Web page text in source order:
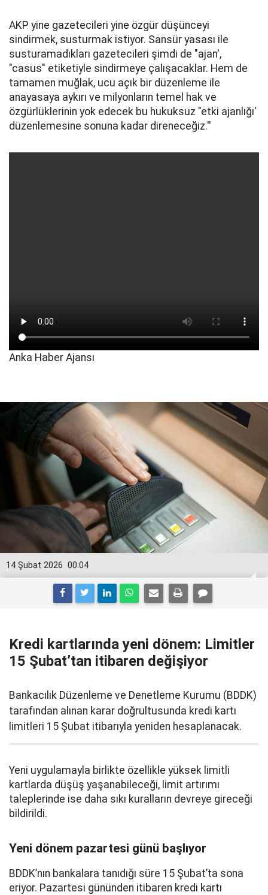
AKP yine gazetecileri yine özgür düşünceyi
sindirmek, susturmak istiyor. Sansür yasası ile
susturamadıkları gazetecileri şimdi de "ajan',
"casus" etiketiyle sindirmeye çalışacaklar. Hem de
tamamen muğlak, ucu açık bir düzenleme ile
anayasaya aykırı ve milyonların temel hak ve
özgürlüklerinin yok edecek bu hukuksuz "etki ajanlığı'
düzenlemesine sonuna kadar direneceğiz.''
Anka Haber Ajansı
00:04
14 Şubat 2026
Kredi kartlarında yeni dönem: Limitler
15 Şubat’tan itibaren değişiyor
Bankacılık Düzenleme ve Denetleme Kurumu (BDDK)
tarafından alınan karar doğrultusunda kredi kartı
limitleri 15 Şubat itibarıyla yeniden hesaplanacak.
Yeni uygulamayla birlikte özellikle yüksek limitli
kartlarda düşüş yaşanabileceği, limit artırımı
taleplerinde ise daha sıkı kuralların devreye gireceği
bildirildi.
Yeni dönem pazartesi günü başlıyor
BDDK’nın bankalara tanıdığı süre 15 Şubat’ta sona
eriyor. Pazartesi gününden itibaren kredi kartı